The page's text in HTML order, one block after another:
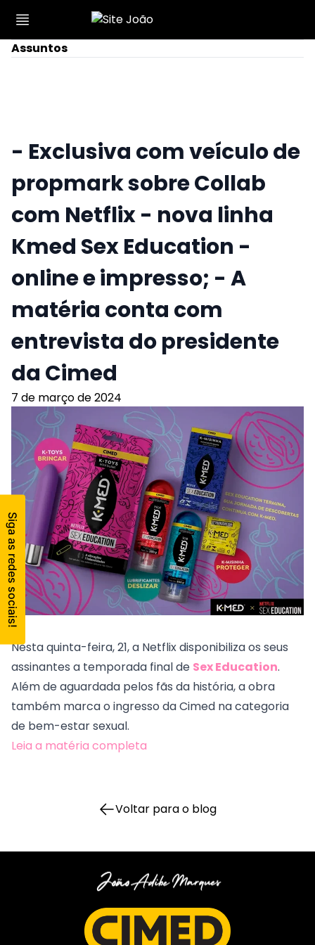
- Exclusiva com veículo de
propmark sobre Collab
com Netflix - nova linha
Kmed Sex Education -
online e impresso; - A
matéria conta com
entrevista do presidente
da Cimed
7 de março de 2024
Nesta quinta-feira, 21, a Netflix disponibiliza os seus
assinantes a temporada final de Sex Education.
Além de aguardada pelos fãs da história, a obra
também marca o ingresso da Cimed na categoria
de bem-estar sexual.
Leia a matéria completa
Voltar para o blog
Assuntos